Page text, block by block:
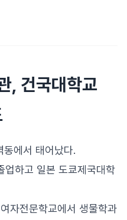
, 건국대학교
에서 태어났다.
하고 일본 도쿄제국대학
자전문학교에서 생물학과